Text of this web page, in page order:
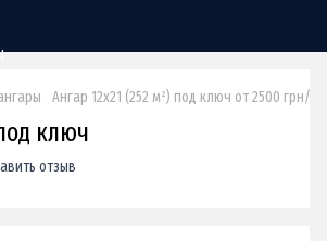
Ангар 12х21 (252 м²) под ключ от 2500 грн/м2
ключ
отзыв